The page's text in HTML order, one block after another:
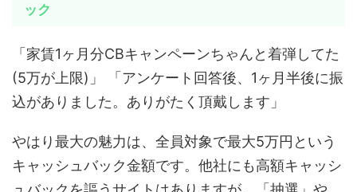
ック
「家賃1ヶ月分CBキャンペーンちゃんと着弾してた
(5万が上限)」 「アンケート回答後、1ヶ月半後に振
込がありました。ありがたく頂戴します」
やはり最大の魅力は、全員対象で最大5万円という
キャッシュバック金額です。他社にも高額キャッシ